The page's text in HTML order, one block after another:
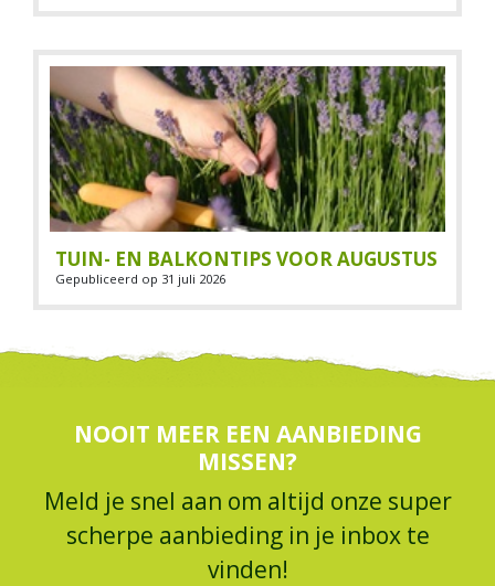
TUIN- EN BALKONTIPS VOOR AUGUSTUS
Gepubliceerd op 31 juli 2026
NOOIT MEER EEN AANBIEDING
MISSEN?
Meld je snel aan om altijd onze super
scherpe aanbieding in je inbox te
vinden!